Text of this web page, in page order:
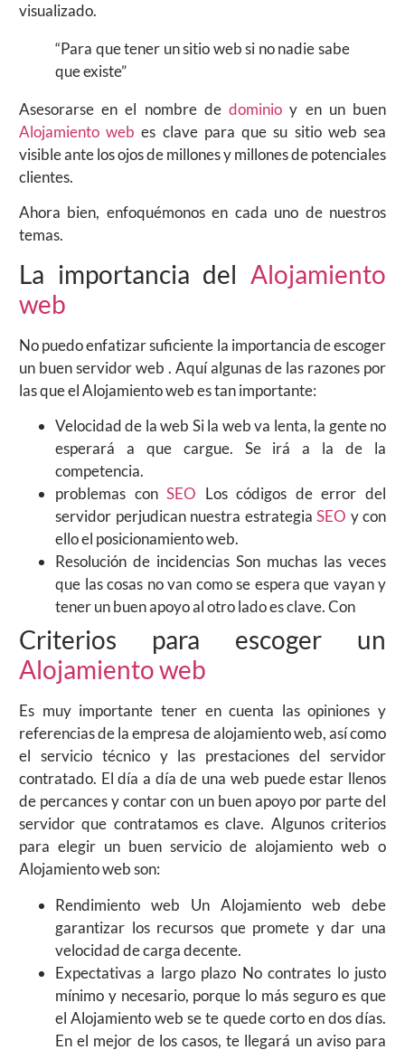
visualizado.
“Para que tener un sitio web si no nadie sabe
que existe”
Asesorarse en el nombre dedominio y en un buen
Alojamiento web es clave para que su sitio web sea
visible ante los ojos de millones y millones de potenciales
clientes.
Ahora bien, enfoquémonos en cada uno de nuestros
temas.
La importancia del Alojamiento
web
No puedo enfatizar suficiente la importancia de escoger
un buen servidor web . Aquí algunas de las razones por
las que el Alojamiento web es tan importante:
Velocidad de la web Si la web va lenta, la gente no
esperará a que cargue. Se irá a la de la
competencia.
problemas conSEO Los códigos de error del
servidor perjudican nuestra estrategia SEO y con
ello el posicionamiento web.
Resolución de incidencias Son muchas las veces
que las cosas no van como se espera que vayan y
tener un buen apoyo al otro lado es clave. Con
Criterios para escoger un
Alojamiento web
Es muy importante tener en cuenta las opiniones y
referencias de la empresa de alojamiento web, así como
el servicio técnico y las prestaciones del servidor
contratado. El día a día de una web puede estar llenos
de percances y contar con un buen apoyo por parte del
servidor que contratamos es clave. Algunos criterios
para elegir un buen servicio de alojamiento web o
Alojamiento web son:
Rendimiento web Un Alojamiento web debe
garantizar los recursos que promete y dar una
velocidad de carga decente.
Expectativas a largo plazo No contrates lo justo
mínimo y necesario, porque lo más seguro es que
el Alojamiento web se te quede corto en dos días.
En el mejor de los casos, te llegará un aviso para